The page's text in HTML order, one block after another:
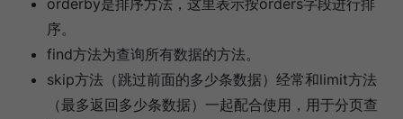
序。
find方法为查询所有数据的方法。
skip方法（跳过前面的多少条数据）经常和limit方法
（最多返回多少条数据）一起配合使用，用于分页查